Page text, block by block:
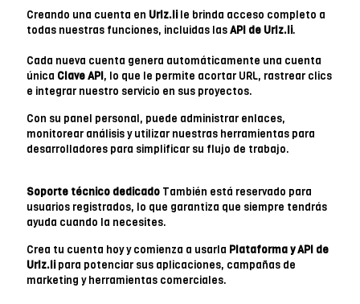
Creando una cuenta en Urlz.lile brinda acceso completo a
todas nuestras funciones, incluidas lasAPI de Urlz.li.
Cada nueva cuenta genera automáticamente una cuenta
única Clave API, lo que le permite acortar URL, rastrear clics
e integrar nuestro servicio en sus proyectos.
Con su panel personal, puede administrar enlaces,
monitorear análisis y utilizar nuestras herramientas para
desarrolladores para simplificar su flujo de trabajo.
Soporte técnico dedicado También está reservado para
usuarios registrados, lo que garantiza que siempre tendrás
ayuda cuando la necesites.
Crea tu cuenta hoy y comienza a usarla Plataforma y API de
Urlz.lipara potenciar sus aplicaciones, campañas de
marketing y herramientas comerciales.